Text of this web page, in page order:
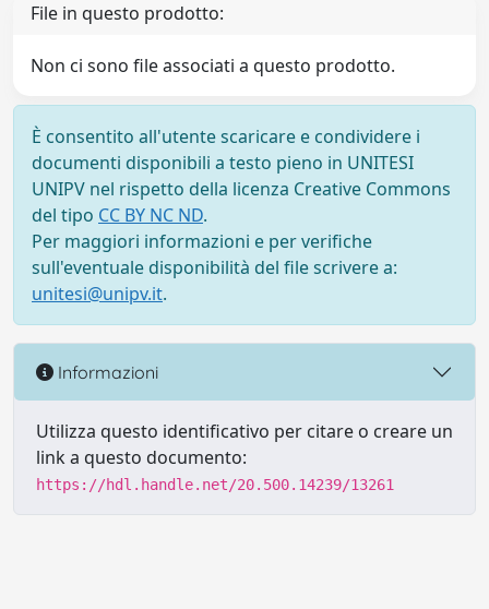
File in questo prodotto:
Non ci sono file associati a questo prodotto.
È consentito all'utente scaricare e condividere i
documenti disponibili a testo pieno in UNITESI
UNIPV nel rispetto della licenza Creative Commons
del tipo CC BY NC ND.
Per maggiori informazioni e per verifiche
sull'eventuale disponibilità del file scrivere a:
unitesi@unipv.it.
Informazioni
Utilizza questo identificativo per citare o creare un
link a questo documento:
https://hdl.handle.net/20.500.14239/13261